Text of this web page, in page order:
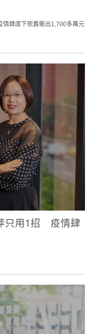
情肆虐下依舊衝出1,700多萬元
只用1招 疫情肆